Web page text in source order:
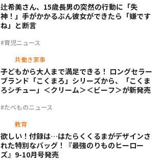
#育児ニュース
辻希美さん、15歳長男の突然の行動に「失
神！」手がかかるぶん彼女ができたら「嫌です
ね」と断言
共働き家事
#たべものニュース
子どもから大人まで満足できる！ ロングセラー
ブランド「こくまろ」シリーズから、「こくま
ろシチュー」＜クリーム＞＜ビーフ＞が新発売
教育
欲しい！付録は…はたらくくるまがデザインさ
れた特別なバッグ！『最強のりものヒーロー
ズ』9-10月号発売